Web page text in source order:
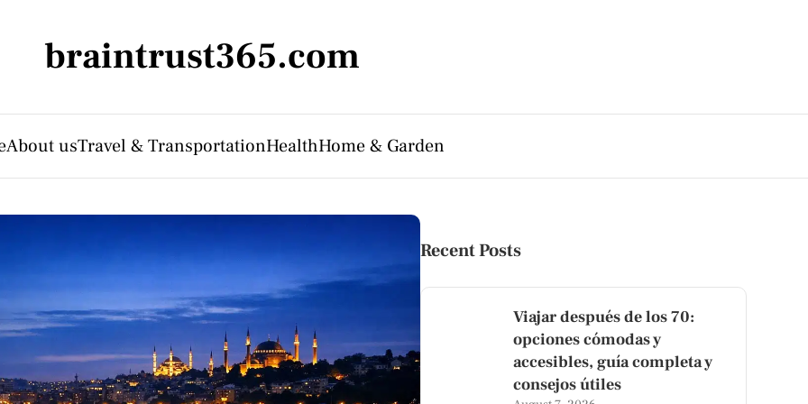
braintrust365.com
About usTravel & TransportationHealthHome & Garden
Recent Posts
Viajar después de los 70:
opciones cómodas y
accesibles, guía completa y
consejos útiles